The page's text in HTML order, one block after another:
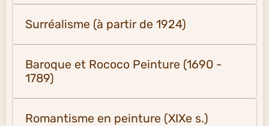
Surréalisme (à partir de 1924)
Baroque et Rococo Peinture (1690 -
1789)
Romantisme en peinture (XIXe s.)